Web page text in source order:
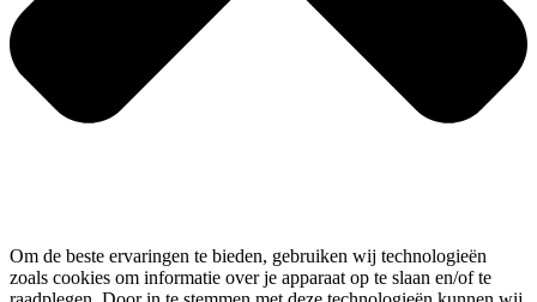
Om de beste ervaringen te bieden, gebruiken wij technologieën
zoals cookies om informatie over je apparaat op te slaan en/of te